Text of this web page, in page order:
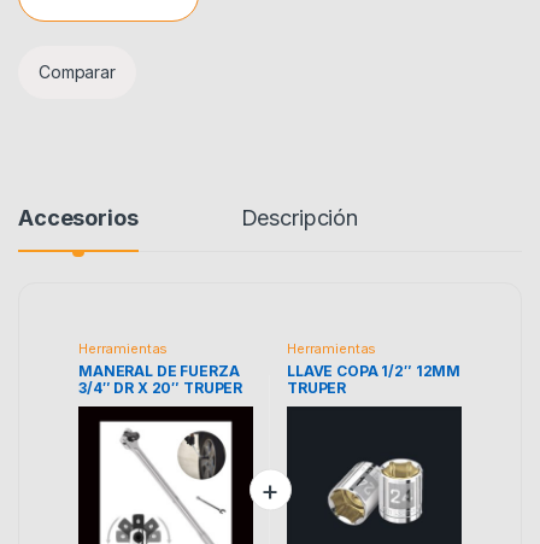
Comparar
Accesorios Descripción
Herramientas
MANERAL DE FUERZA
3/4″ DR X 20″ TRUPER
M-3468 13908
Herramientas
LLAVE COPA 1/2″ 12MM
TRUPER